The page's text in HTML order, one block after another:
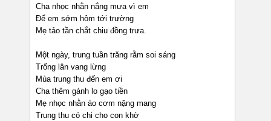
Cha nhọc nhằn nắng mưa vì em
Để em sớm hôm tới trường
Mẹ tảo tần chắt chiu đồng trưa.
Một ngày, trung tuần trăng rằm soi sáng
Trống lân vang lừng
Mùa trung thu đến em ơi
Cha thêm gánh lo gạo tiền
Mẹ nhọc nhằn áo cơm nặng mang
Trung thu có chi cho con khờ